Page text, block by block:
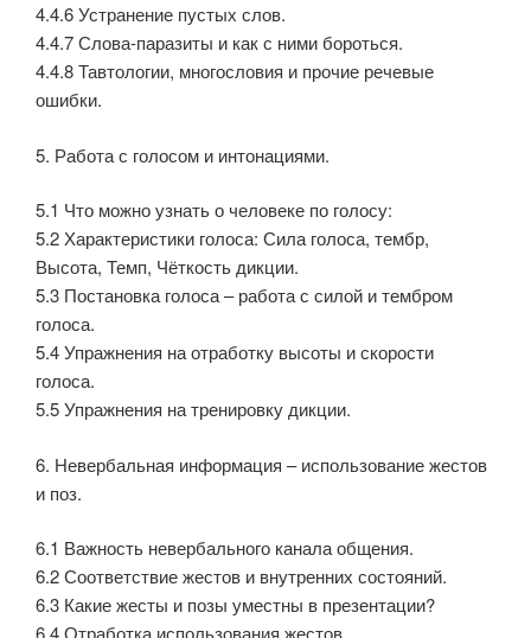
4.4.6 Устранение пустых слов.
4.4.7 Слова-паразиты и как с ними бороться.
4.4.8 Тавтологии, многословия и прочие речевые
ошибки.
5. Работа с голосом и интонациями.
5.1 Что можно узнать о человеке по голосу:
5.2 Характеристики голоса: Сила голоса, тембр,
Высота, Темп, Чёткость дикции.
5.3 Постановка голоса – работа с силой и тембром
голоса.
5.4 Упражнения на отработку высоты и скорости
голоса.
5.5 Упражнения на тренировку дикции.
6. Невербальная информация – использование жестов
и поз.
6.1 Важность невербального канала общения.
6.2 Соответствие жестов и внутренних состояний.
6.3 Какие жесты и позы уместны в презентации?
6.4 Отработка использования жестов.